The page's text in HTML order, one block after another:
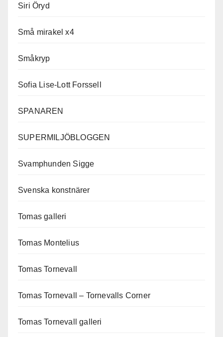
Siri Öryd
Små mirakel x4
Småkryp
Sofia Lise-Lott Forssell
SPANAREN
SUPERMILJÖBLOGGEN
Svamphunden Sigge
Svenska konstnärer
Tomas galleri
Tomas Montelius
Tomas Tornevall
Tomas Tornevall – Tornevalls Corner
Tomas Tornevall galleri